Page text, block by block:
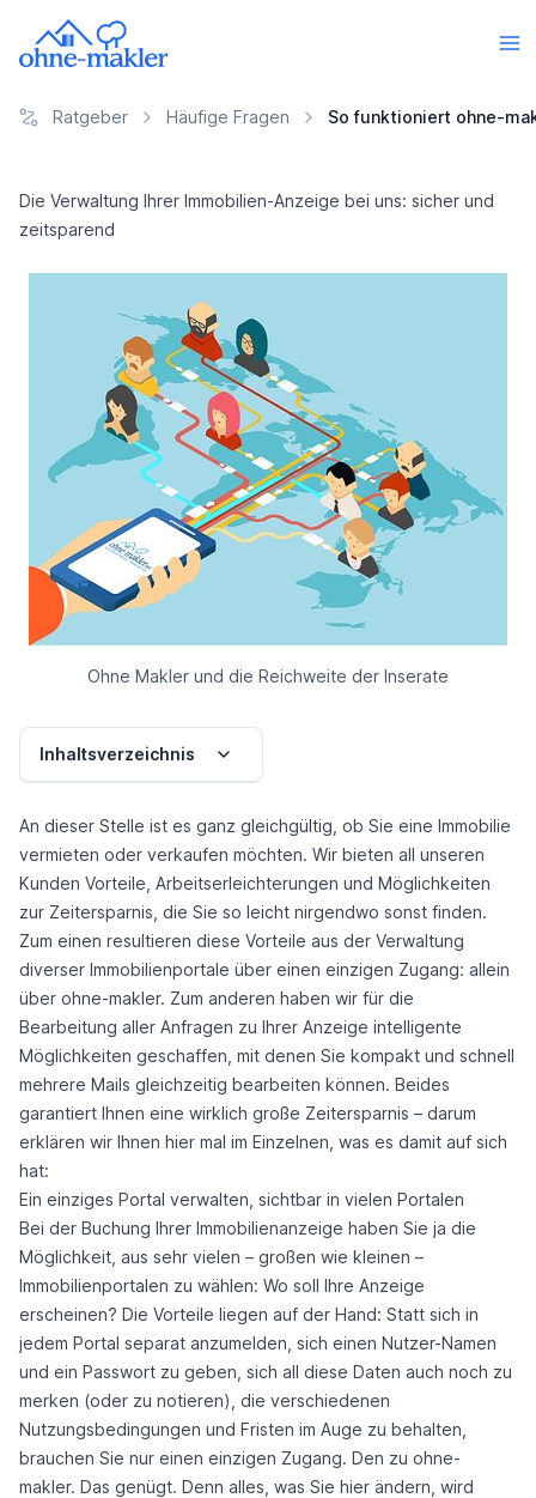
Ratgeber Häufige Fragen So funktioniert ohne-
Die Verwaltung Ihrer Immobilien-Anzeige bei uns: sicher und
zeitsparend
Ohne Makler und die Reichweite der Inserate
Inhaltsverzeichnis
An dieser Stelle ist es ganz gleichgültig, ob Sie eine Immobilie
vermieten oder verkaufen möchten. Wir bieten all unseren
Kunden Vorteile, Arbeitserleichterungen und Möglichkeiten
zur Zeitersparnis, die Sie so leicht nirgendwo sonst finden.
Zum einen resultieren diese Vorteile aus der Verwaltung
diverser Immobilienportale über einen einzigen Zugang: allein
über ohne-makler. Zum anderen haben wir für die
Bearbeitung aller Anfragen zu Ihrer Anzeige intelligente
Möglichkeiten geschaffen, mit denen Sie kompakt und schnell
mehrere Mails gleichzeitig bearbeiten können. Beides
garantiert Ihnen eine wirklich große Zeitersparnis – darum
erklären wir Ihnen hier mal im Einzelnen, was es damit auf sich
hat:
Ein einziges Portal verwalten, sichtbar in vielen Portalen
Bei der Buchung Ihrer Immobilienanzeige haben Sie ja die
Möglichkeit, aus sehr vielen – großen wie kleinen –
Immobilienportalen zu wählen: Wo soll Ihre Anzeige
erscheinen? Die Vorteile liegen auf der Hand: Statt sich in
jedem Portal separat anzumelden, sich einen Nutzer-Namen
und ein Passwort zu geben, sich all diese Daten auch noch zu
merken (oder zu notieren), die verschiedenen
Nutzungsbedingungen und Fristen im Auge zu behalten,
brauchen Sie nur einen einzigen Zugang. Den zu ohne-
makler. Das genügt. Denn alles, was Sie hier ändern, wird